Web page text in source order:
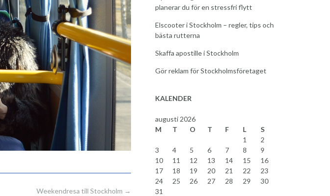
Weekendresa till Stockholm →
planerar du för en stressfri flytt
Elscooter i Stockholm – regler, tips och
bästa rutterna
Skaffa apostille i Stockholm
Gör reklam för Stockholmsföretaget
KALENDER
augusti 2026
M
T O T F L
S
1
2
3
4 5 6 7 8
9
10
11 12 13 14 15
16
17
18 19 20 21 22
23
24
25 26 27 28 29
30
31